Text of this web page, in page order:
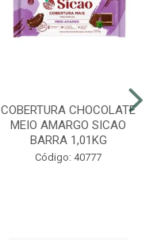
COBERTURA CHOCOLATE
MEIO AMARGO SICAO
BARRA 1,01KG
Código: 40777